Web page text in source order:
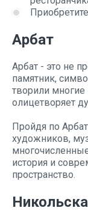
Арбат
Арбат - это не
памятник,
творили многие
олицетворяет
Пройдя по
художников,
история и
пространство.